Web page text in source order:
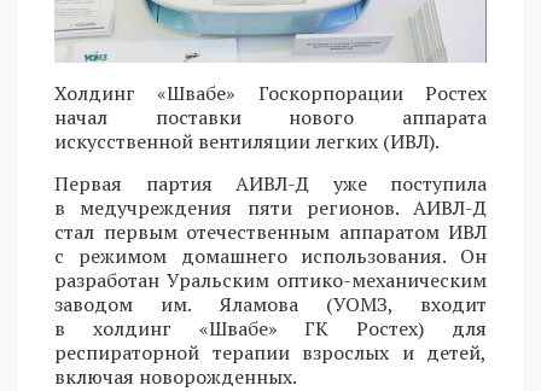
Холдинг «Швабе» Госкорпорации Ростех
начал поставки нового аппарата
искусственной вентиляции легких (ИВЛ).
Первая партия АИВЛ-Д уже поступила
в медучреждения пяти регионов. АИВЛ-Д
стал первым отечественным аппаратом ИВЛ
с режимом домашнего использования. Он
разработан Уральским оптико-механическим
заводом им. Яламова (УОМЗ, входит
в холдинг «Швабе» ГК Ростех) для
респираторной терапии взрослых и детей,
включая новорожденных.